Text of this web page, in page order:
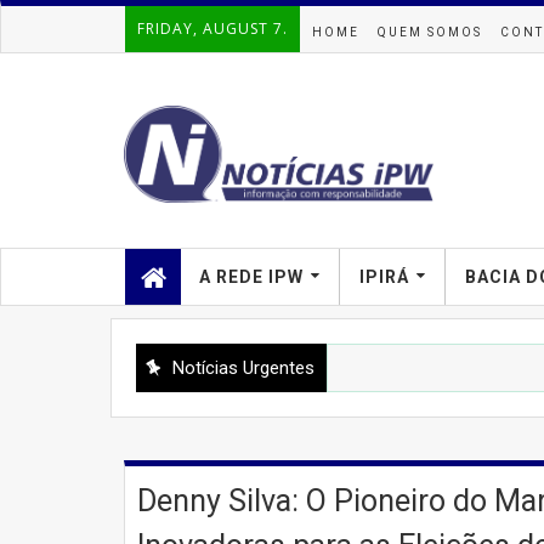
FRIDAY, AUGUST 7. HOME QUEM SOMOS
A REDE IPW IPIRÁ BACIA
Notícias Urgentes
Denny Silva: O Pioneiro do